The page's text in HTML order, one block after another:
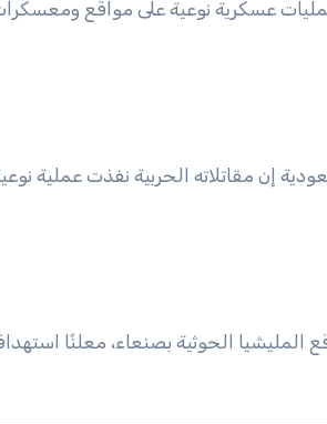
عسكرية نوعية على مواقع
إن مقاتلاته الحربية نفذت عملية
المليشيا الحوثية بصنعاء، معلنًا